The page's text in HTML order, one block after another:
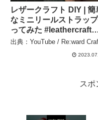
レザークラフト DIY | 簡
なミニリールストラッ
ってみた #leathercraft
#DIY #レザークラフト –
出典：YouTube / Re:ward
スポ